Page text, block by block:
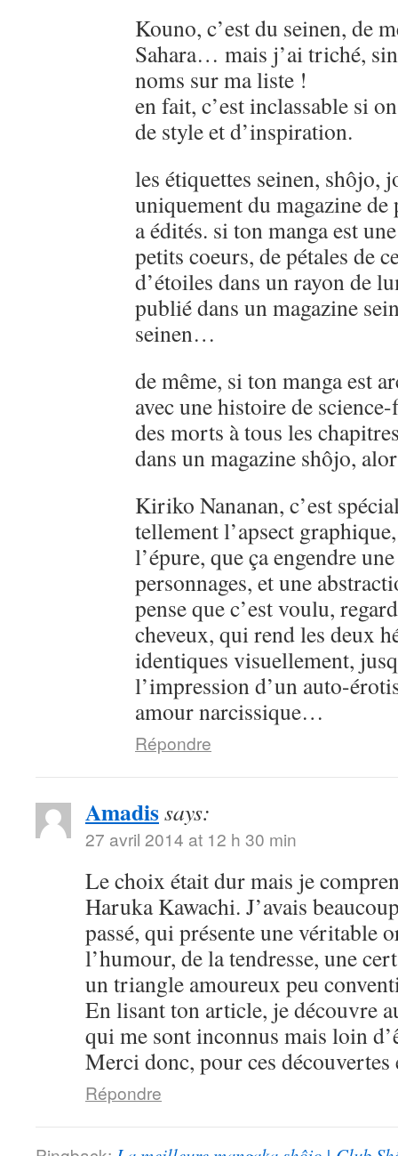
Kouno, c’est du seinen, de
Sahara… mais j’ai triché,
noms sur ma liste !
en fait, c’est inclassable si
de style et d’inspiration.
les étiquettes seinen, shôjo,
uniquement du magazine
a édités. si ton manga est
petits coeurs, de pétales de
d’étoiles dans un rayon de
publié dans un magazine
seinen…
de même, si ton manga est
avec une histoire de
des morts à tous les
dans un magazine shôjo,
Kiriko Nananan, c’est
tellement l’apsect
l’épure, que ça engendre
personnages, et une
pense que c’est voulu,
cheveux, qui rend les deux
identiques visuellement,
l’impression d’un auto-
amour narcissique…
Répondre
Amadissays:
27 avril 2014 at 12 h 30 min
Le choix était dur mais je
Haruka Kawachi. J’avais
passé, qui présente une véritable
l’humour, de la tendresse, une
un triangle amoureux peu
En lisant ton article, je découvre
qui me sont inconnus mais loin
Merci donc, pour ces
Répondre